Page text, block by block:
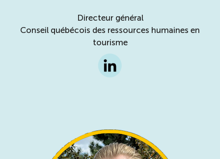
Directeur général
Conseil québécois des ressources humaines en
tourisme